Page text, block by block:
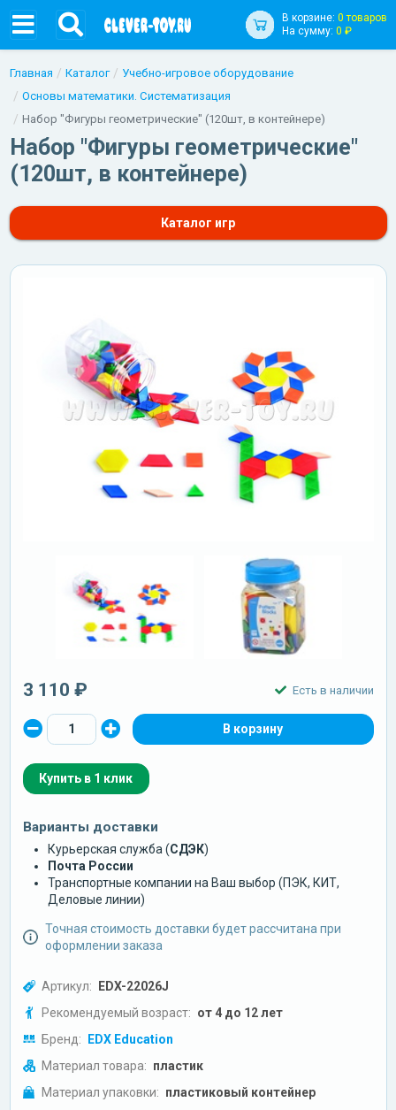
В корзине: 0 товаров
На сумму: 0 ₽
Главная Каталог
Учебно-игровое оборудование
Основы математики. Систематизация
Набор "Фигуры геометрические" (120шт, в контейнере)
Набор "Фигуры геометрические"
(120шт, в контейнере)
Каталог игр
3 110 ₽ Есть в наличии
Купить в 1 клик
Варианты доставки
Курьерская служба (СДЭК)
Почта России
Транспортные компании на Ваш выбор (ПЭК, КИТ,
Деловые линии)
Точная стоимость доставки будет рассчитана при
оформлении заказа
Артикул: EDX-22026J
Рекомендуемый возраст: от 4 до 12 лет
Бренд: EDX Education
Материал товара: пластик
Материал упаковки: пластиковый контейнер